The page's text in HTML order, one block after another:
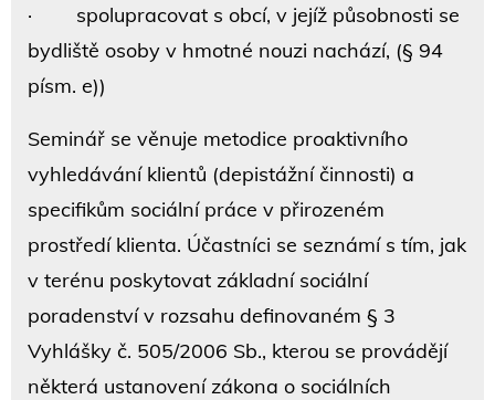
· spolupracovat s obcí, v jejíž působnosti se
bydliště osoby v hmotné nouzi nachází, (§ 94
písm. e))
Seminář se věnuje metodice proaktivního
vyhledávání klientů (depistážní činnosti) a
specifikům sociální práce v přirozeném
prostředí klienta. Účastníci se seznámí s tím, jak
v terénu poskytovat základní sociální
poradenství v rozsahu definovaném § 3
Vyhlášky č. 505/2006 Sb., kterou se provádějí
některá ustanovení zákona o sociálních